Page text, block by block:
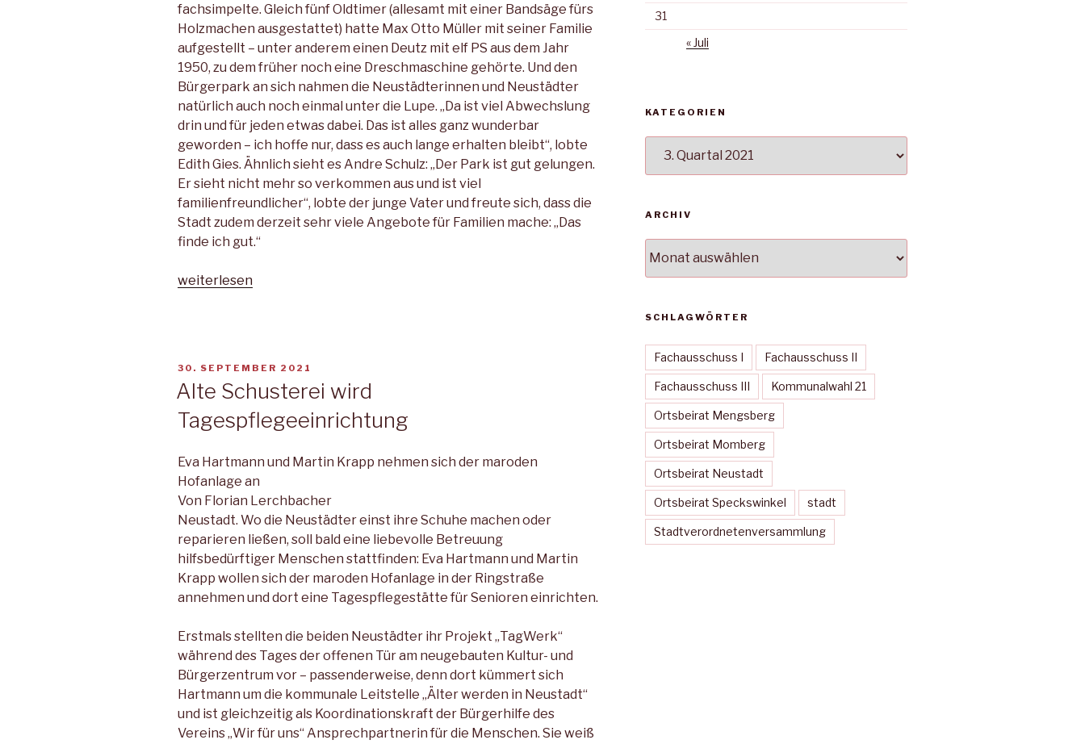
fachsimpelte. Gleich fünf Oldtimer (allesamt mit einer Bandsäge fürs
Holzmachen ausgestattet) hatte Max Otto Müller mit seiner Familie
aufgestellt – unter anderem einen Deutz mit elf PS aus dem Jahr
1950, zu dem früher noch eine Dreschmaschine gehörte. Und den
Bürgerpark an sich nahmen die Neustädterinnen und Neustädter
natürlich auch noch einmal unter die Lupe. „Da ist viel Abwechslung
drin und für jeden etwas dabei. Das ist alles ganz wunderbar
geworden – ich hoffe nur, dass es auch lange erhalten bleibt“, lobte
Edith Gies. Ähnlich sieht es Andre Schulz: „Der Park ist gut gelungen.
Er sieht nicht mehr so verkommen aus und ist viel
familienfreundlicher“, lobte der junge Vater und freute sich, dass die
Stadt zudem derzeit sehr viele Angebote für Familien mache: „Das
finde ich gut.“
„Alt
auf
ihre
Kosten“
weiterlesen
VERÖFFENTLICHT
30. SEPTEMBER 2021
Alte Schusterei wird
Tagespflegeeinrichtung
Eva Hartmann und Martin Krapp nehmen sich der maroden
Hofanlage an
Von Florian Lerchbacher
Neustadt. Wo die Neustädter einst ihre Schuhe machen oder
reparieren ließen, soll bald eine liebevolle Betreuung
hilfsbedürftiger Menschen stattfinden: Eva Hartmann und Martin
Krapp wollen sich der maroden Hofanlage in der Ringstraße
annehmen und dort eine Tagespflegestätte für Senioren einrichten.
Erstmals stellten die beiden Neustädter ihr Projekt „TagWerk“
während des Tages der offenen Tür am neugebauten Kultur- und
Bürgerzentrum vor – passenderweise, denn dort kümmert sich
Hartmann um die kommunale Leitstelle „Älter werden in Neustadt“
und ist gleichzeitig als Koordinationskraft der Bürgerhilfe des
Vereins „Wir für uns“ Ansprechpartnerin für die Menschen. Sie weiß
31
« Juli
KATEGORIEN
ARCHIV
SCHLAGWÖRTER
Fachausschuss I Fachausschuss II
Fachausschuss III Kommunalwahl 21
Ortsbeirat Mengsberg
Ortsbeirat Momberg
Ortsbeirat Neustadt
Ortsbeirat Speckswinkel stadt
Stadtverordnetenversammlung